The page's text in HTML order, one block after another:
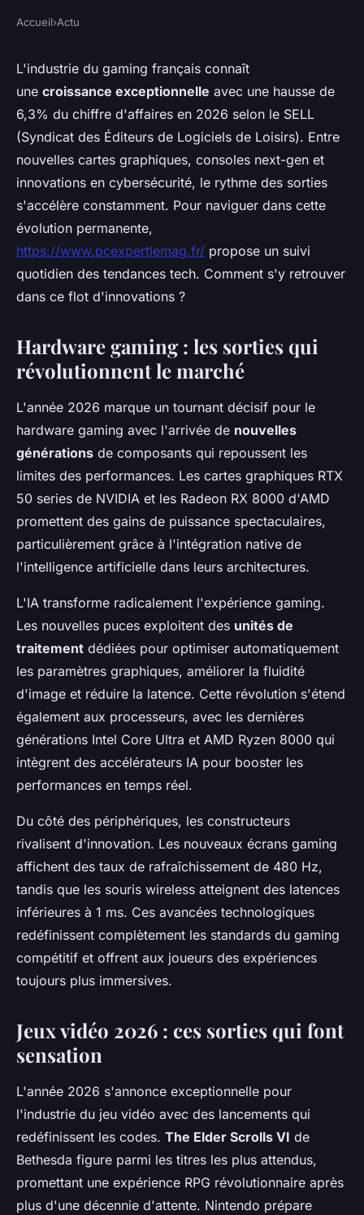
Actualités informatiques et
gaming : nouveautés à ne pas
manquer
Louna•22 janvier 2026•7 min de lecture
Accueil›Actu
L'industrie du gaming français connaît
une croissance exceptionnelle avec une hausse de
6,3% du chiffre d'affaires en 2026 selon le SELL
(Syndicat des Éditeurs de Logiciels de Loisirs). Entre
nouvelles cartes graphiques, consoles next-gen et
innovations en cybersécurité, le rythme des sorties
s'accélère constamment. Pour naviguer dans cette
évolution permanente,
https://www.pcexpertlemag.fr/ propose un suivi
quotidien des tendances tech. Comment s'y retrouver
dans ce flot d'innovations ?
Hardware gaming : les sorties qui
révolutionnent le marché
L'année 2026 marque un tournant décisif pour le
hardware gaming avec l'arrivée de nouvelles
générations de composants qui repoussent les
limites des performances. Les cartes graphiques RTX
50 series de NVIDIA et les Radeon RX 8000 d'AMD
promettent des gains de puissance spectaculaires,
particulièrement grâce à l'intégration native de
l'intelligence artificielle dans leurs architectures.
L'IA transforme radicalement l'expérience gaming.
Les nouvelles puces exploitent des unités de
traitement dédiées pour optimiser automatiquement
les paramètres graphiques, améliorer la fluidité
d'image et réduire la latence. Cette révolution s'étend
également aux processeurs, avec les dernières
générations Intel Core Ultra et AMD Ryzen 8000 qui
intègrent des accélérateurs IA pour booster les
performances en temps réel.
Du côté des périphériques, les constructeurs
rivalisent d'innovation. Les nouveaux écrans gaming
affichent des taux de rafraîchissement de 480 Hz,
tandis que les souris wireless atteignent des latences
inférieures à 1 ms. Ces avancées technologiques
redéfinissent complètement les standards du gaming
compétitif et offrent aux joueurs des expériences
toujours plus immersives.
Jeux vidéo 2026 : ces sorties qui font
sensation
L'année 2026 s'annonce exceptionnelle pour
l'industrie du jeu vidéo avec des lancements qui
redéfinissent les codes. The Elder Scrolls VI de
Bethesda figure parmi les titres les plus attendus,
promettant une expérience RPG révolutionnaire après
plus d'une décennie d'attente. Nintendo prépare